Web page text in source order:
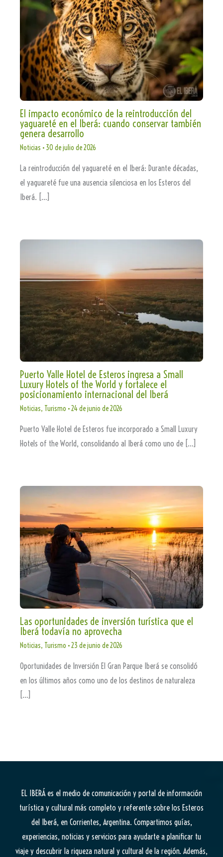
El impacto económico de la reintroducción del
yaguareté en el Iberá: cuando conservar también
genera desarrollo
Noticias • 30 de julio de 2026
La reintroducción del yaguareté en el Iberá: Durante décadas,
el yaguareté fue una ausencia silenciosa en los Esteros del
Iberá. […]
Puerto Valle Hotel de Esteros ingresa a Small
Luxury Hotels of the World y fortalece el
posicionamiento internacional del Iberá
Noticias, Turismo •24 de junio de 2026
Puerto Valle Hotel de Esteros fue incorporado a Small Luxury
Hotels of the World, consolidando al Iberá como uno de […]
Las oportunidades de inversión turística que el
Iberá todavía no aprovecha
Noticias, Turismo •23 de junio de 2026
Oportunidades de Inversión El Gran Parque Iberá se consolidó
en los últimos años como uno de los destinos de naturaleza
[…]
EL IBERÁes el medio de comunicación y portal de información
turística y cultural más completo y referente sobre los Esteros
del Iberá, en Corrientes, Argentina. Compartimos guías,
experiencias, noticias y servicios para ayudarte a planificar tu
viaje y descubrir la riqueza natural y cultural de la región. Además,